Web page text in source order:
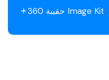
حقيبة 360 Image Kit